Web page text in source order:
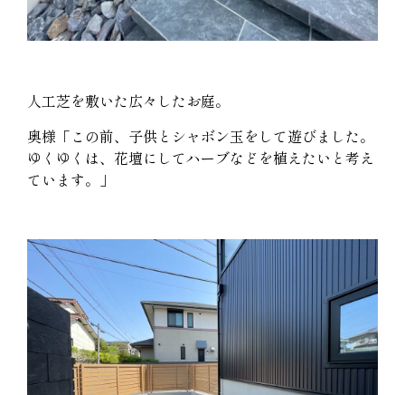
人工芝を敷いた広々したお庭。
奥様「この前、子供とシャボン玉をして遊びました。
ゆくゆくは、花壇にしてハーブなどを植えたいと考え
ています。」